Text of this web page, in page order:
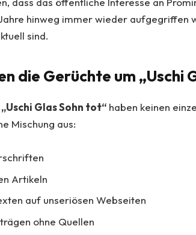
hinweg immer wieder aufgegriffen
sind.
die Gerüchte um „Uschi
„Uschi Glas Sohn tot“ haben keinen
Mischung aus:
Artikeln
auf unseriösen Webseiten
ohne Quellen